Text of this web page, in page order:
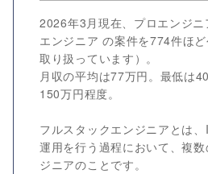
2026年3月現在、プロエンジ
エンジニア の案件を774件ほ
取り扱っています）。
月収の平均は77万円。最低は
150万円程度。
フルスタックエンジニアとは
運用を行う過程において、複
ジニアのことです。